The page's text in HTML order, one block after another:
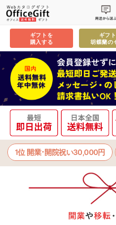
ギフトを
購入する
ギフ
胡蝶蘭の
1位 開業･開院祝い30,000円